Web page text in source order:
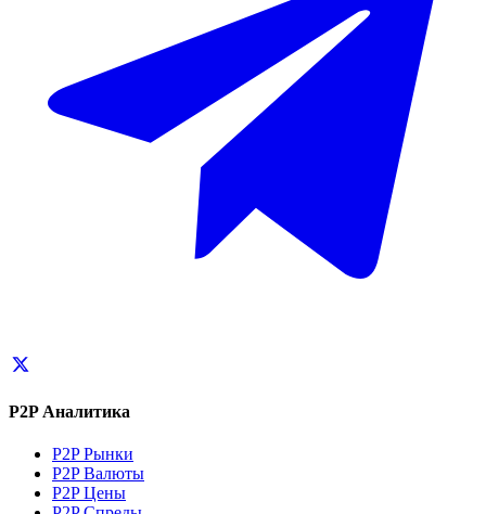
P2P Аналитика
P2P Рынки
P2P Валюты
P2P Цены